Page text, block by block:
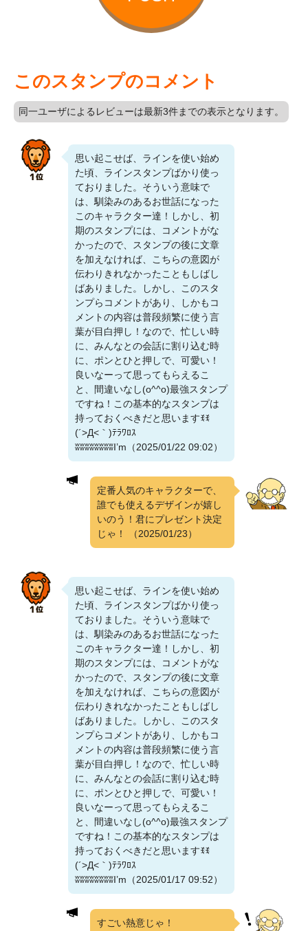
このスタンプのコメント
同一ユーザによるレビューは最新3件までの表示となります。
思い起こせば、ラインを使い始め
た頃、ラインスタンプばかり使っ
ておりました。そういう意味で
は、馴染みのあるお世話になった
このキャラクター達！しかし、初
期のスタンプには、コメントがな
かったので、スタンプの後に文章
を加えなければ、こちらの意図が
伝わりきれなかったこともしばし
ばありました。しかし、このスタ
ンプらコメントがあり、しかもコ
メントの内容は普段頻繁に使う言
葉が目白押し！なので、忙しい時
に、みんなとの会話に割り込む時
に、ポンとひと押しで、可愛い！
良いなーって思ってもらえるこ
と、間違いなし(o^^o)最強スタンプ
ですね！この基本的なスタンプは
持っておくべきだと思いますꉂꉂ
(´>Д<｀)ﾃﾗﾜﾛｽ
ʬʬʬʬʬʬʬʬI’m（2025/01/22 09:02）
定番人気のキャラクターで、
誰でも使えるデザインが嬉し
いのう！君にプレゼント決定
じゃ！
（2025/01/23）
思い起こせば、ラインを使い始め
た頃、ラインスタンプばかり使っ
ておりました。そういう意味で
は、馴染みのあるお世話になった
このキャラクター達！しかし、初
期のスタンプには、コメントがな
かったので、スタンプの後に文章
を加えなければ、こちらの意図が
伝わりきれなかったこともしばし
ばありました。しかし、このスタ
ンプらコメントがあり、しかもコ
メントの内容は普段頻繁に使う言
葉が目白押し！なので、忙しい時
に、みんなとの会話に割り込む時
に、ポンとひと押しで、可愛い！
良いなーって思ってもらえるこ
と、間違いなし(o^^o)最強スタンプ
ですね！この基本的なスタンプは
持っておくべきだと思いますꉂꉂ
(´>Д<｀)ﾃﾗﾜﾛｽ
ʬʬʬʬʬʬʬʬI’m（2025/01/17 09:52）
すごい熱意じゃ！